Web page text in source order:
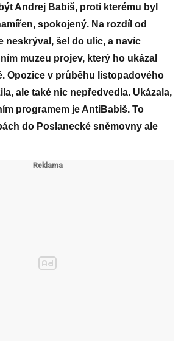
Andrej Babiš, proti kterému byl
spokojený. Na rozdíl od
neskrýval, šel do ulic, a navíc
muzeu projev, který ho ukázal
Opozice v průběhu listopadového
ale také nic nepředvedla. Ukázala,
programem je AntiBabiš. To
do Poslanecké sněmovny ale